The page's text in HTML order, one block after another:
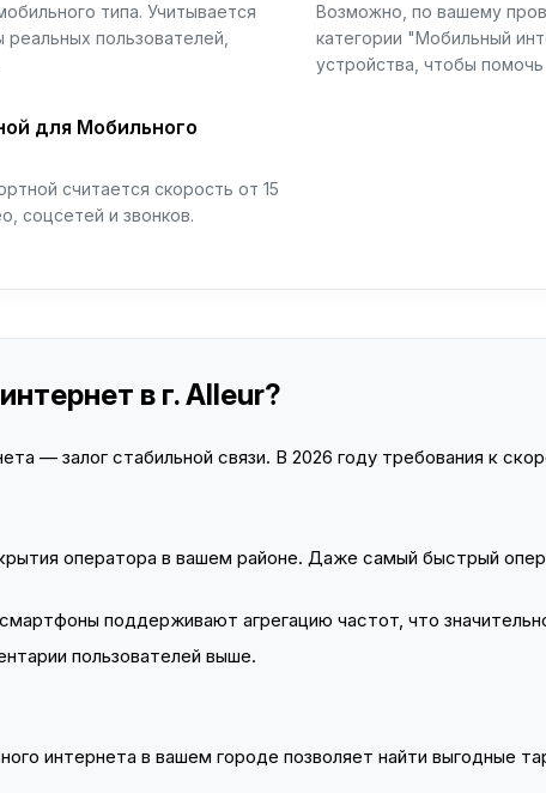
типа. Учитывается
пользователей,
Возможно, по вашему
категории "Мобильный
устройства, чтобы помочь
для Мобильного
считается скорость от 15
соцсетей и звонков.
в г. Alleur?
— залог стабильной связи. В 2026 году требования к
оператора в вашем районе. Даже самый быстрый
поддерживают агрегацию частот, что
пользователей выше.
интернета в вашем городе позволяет найти выгодные